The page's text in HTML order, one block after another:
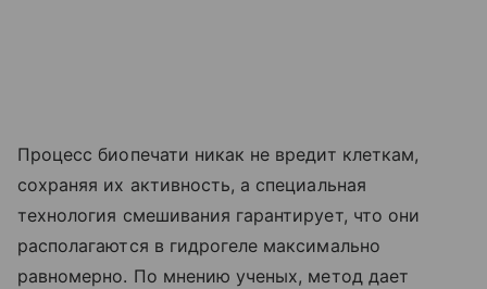
Процесс биопечати никак не вредит клеткам,
сохраняя их активность, а специальная
технология смешивания гарантирует, что они
располагаются в гидрогеле максимально
равномерно. По мнению ученых, метод дает